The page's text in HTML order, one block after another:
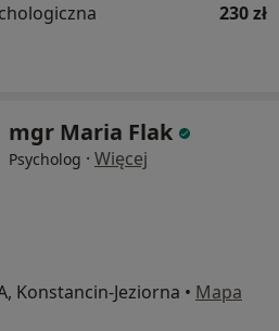
230 zł
mgr Maria Flak
Psycholog · Więcej
Konstancin-Jeziorna • Mapa